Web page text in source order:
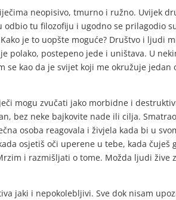
neopisivo, tmurno i ružno. Uvijek
tu filozofiju i ugodno se prilagodio
je to uopšte moguće? Društvo i ljudi
polako, postepeno jede i uništava. U
se kao da je svijet koji me okružuje
mogu zvučati jako morbidne i
bez neke bajkovite nade ili cilja.
osoba reagovala i živjela kada bi u
osjetiš oči uperene u tebe, kada
i razmišljati o tome. Možda ljudi
jaki i nepokolebljivi. Sve dok nisam